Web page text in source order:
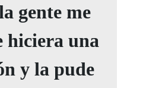
gente me
hiciera una
y la pude